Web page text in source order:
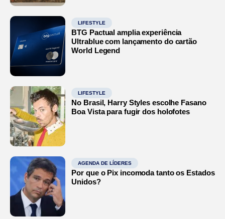
LIFESTYLE
BTG Pactual amplia experiência
Ultrablue com lançamento do cartão
World Legend
LIFESTYLE
No Brasil, Harry Styles escolhe Fasano
Boa Vista para fugir dos holofotes
AGENDA DE LÍDERES
Por que o Pix incomoda tanto os Estados
Unidos?